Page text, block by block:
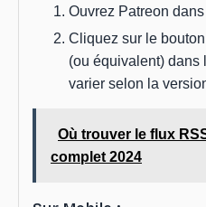
Ouvrez Patreon
Cliquez sur le
(ou équivalent) dans
varier selon la
Où trouver le flux
complet 2024